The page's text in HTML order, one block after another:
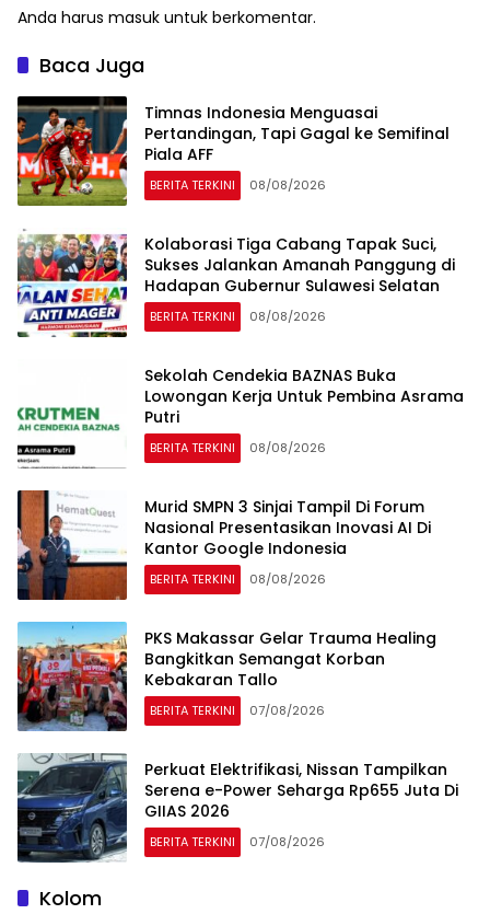
Anda harus masuk untuk berkomentar.
Baca Juga
Timnas Indonesia Menguasai
Pertandingan, Tapi Gagal ke Semifinal
Piala AFF
BERITA TERKINI 08/08/2026
Kolaborasi Tiga Cabang Tapak Suci,
Sukses Jalankan Amanah Panggung di
Hadapan Gubernur Sulawesi Selatan
BERITA TERKINI 08/08/2026
Sekolah Cendekia BAZNAS Buka
Lowongan Kerja Untuk Pembina Asrama
Putri
BERITA TERKINI 08/08/2026
Murid SMPN 3 Sinjai Tampil Di Forum
Nasional Presentasikan Inovasi AI Di
Kantor Google Indonesia
BERITA TERKINI 08/08/2026
PKS Makassar Gelar Trauma Healing
Bangkitkan Semangat Korban
Kebakaran Tallo
BERITA TERKINI 07/08/2026
Perkuat Elektrifikasi, Nissan Tampilkan
Serena e-Power Seharga Rp655 Juta Di
GIIAS 2026
BERITA TERKINI 07/08/2026
Kolom